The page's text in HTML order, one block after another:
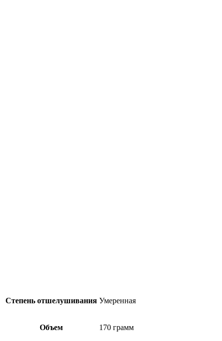
Степень отшелушивания Умеренная
Объем 170 грамм